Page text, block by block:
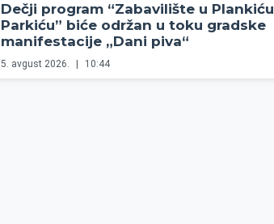
Dečji program “Zabavilište u Plankiću
Parkiću” biće održan u toku gradske
manifestacije „Dani piva“
5. avgust 2026. 10:44